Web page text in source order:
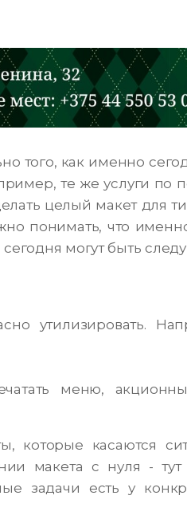
того, как именно
те же услуги по
целый макет для
понимать, что
могут быть
утилизировать.
меню,
касаются
макета с нуля -
задачи есть у